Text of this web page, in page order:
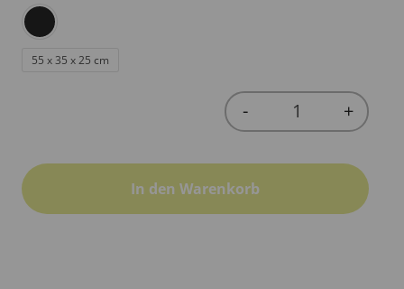
55 x 35 x 25 cm
Quantity
- +
In den Warenkorb